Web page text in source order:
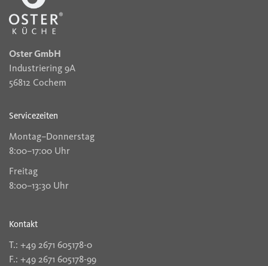
Oster GmbH
Industriering 9A
56812 Cochem
Servicezeiten
Montag–Donnerstag
8:00–17:00 Uhr
Freitag
8:00–13:30 Uhr
Kontakt
T.: +49 2671 605178-0
F.: +49 2671 605178-99